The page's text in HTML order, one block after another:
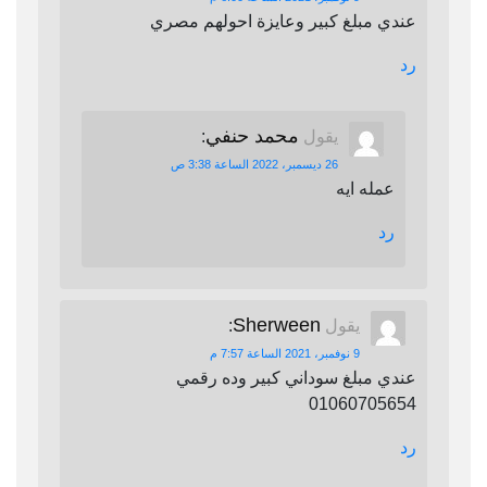
عندي مبلغ كبير وعايزة احولهم مصري
رد
يقول محمد حنفي:
26 ديسمبر، 2022 الساعة 3:38 ص
عمله ايه
رد
يقول Sherween
:
9 نوفمبر، 2021 الساعة 7:57 م
عندي مبلغ سوداني كبير وده رقمي
01060705654
رد